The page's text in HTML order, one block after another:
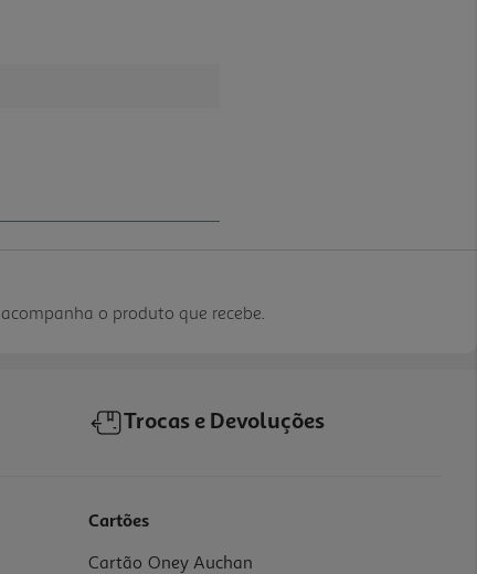
o produto que recebe.
Trocas e Devoluções
Cartões
Cartão Oney Auchan